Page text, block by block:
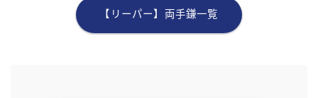
【リーパー】両手鎌一覧